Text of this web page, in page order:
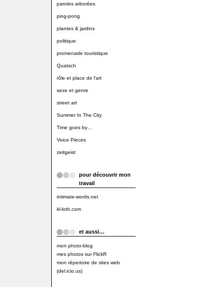
paroles arborées
ping-pong
plantes & jardins
politique
promenade touristique
Quatsch
rôle et place de l'art
sexe et genre
street art
Summer In The City
Time goes by…
Voice Pieces
zeitgeist
pour découvrir mon
travail
intimate-words.net
kl-loth.com
et aussi…
mon photo-blog
mes photos sur FlickR
mon répertoire de sites web
(del.icio.us)